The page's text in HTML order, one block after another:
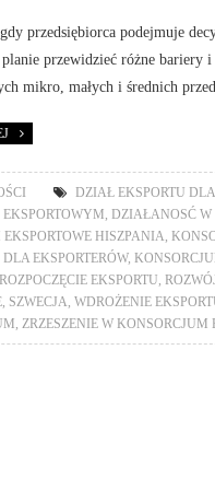
przedsiębiorca podejmuje
przewidzieć różne bariery i
mikro, małych i średnich
DZIAŁ EKSPORTU
DZIAŁANOSĆ W
HISZPANIA
EKSPORTERÓW,
ROZPOCZĘCIE EKSPORTU
SZWECJA WDROŻENIE
ZRZESZENIE W KONSORCJUM